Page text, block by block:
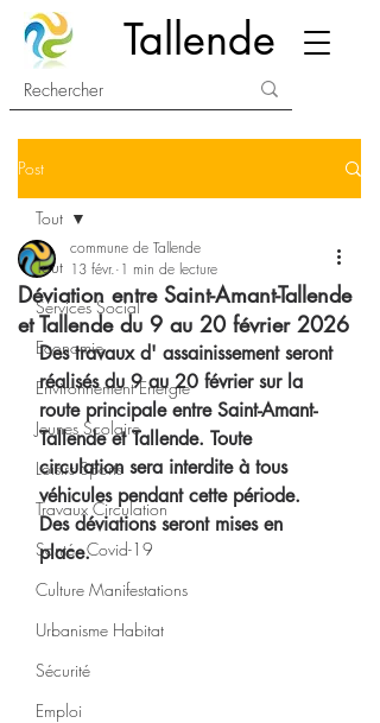
Tallende
Post
Tout
Services Social
Economie
Environnement Energie
Jeunes Scolaire
Loisirs Sports
Travaux Circulation
Santé - Covid-19
Culture Manifestations
Urbanisme Habitat
Sécurité
Emploi
Tout
Déviation entre Saint-Amant-Tallende
et Tallende du 9 au 20 février 2026
commune de Tallende
13 févr. 1 min de lecture
Des travaux d' assainissement seront
réalisés du 9 au 20 février sur la
route principale entre Saint-Amant-
Tallende et Tallende. Toute
circulation sera interdite à tous
véhicules pendant cette période.
Des déviations seront mises en
place.